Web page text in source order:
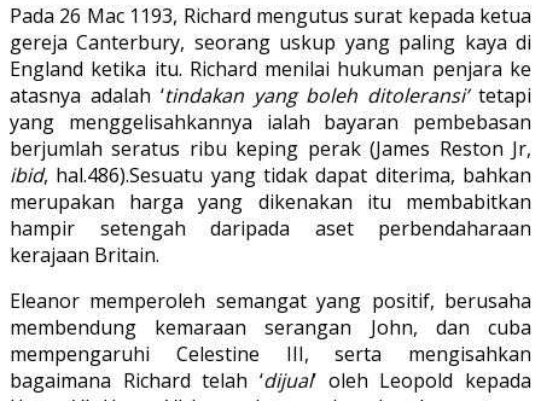
Pada 26 Mac 1193, Richard mengutus surat kepada ketua
gereja Canterbury, seorang uskup yang paling kaya di
England ketika itu. Richard menilai hukuman penjara ke
atasnya adalah ‘tindakan yang boleh ditoleransi’tetapi
yang menggelisahkannya ialah bayaran pembebasan
berjumlah seratus ribu keping perak (James Reston Jr,
ibid, hal.486).Sesuatu yang tidak dapat diterima, bahkan
merupakan harga yang dikenakan itu membabitkan
hampir setengah daripada aset perbendaharaan
kerajaan Britain.
Eleanor memperoleh semangat yang positif, berusaha
membendung kemaraan serangan John, dan cuba
mempengaruhi Celestine III, serta mengisahkan
bagaimana Richard telah ‘dijual’ oleh Leopold kepada